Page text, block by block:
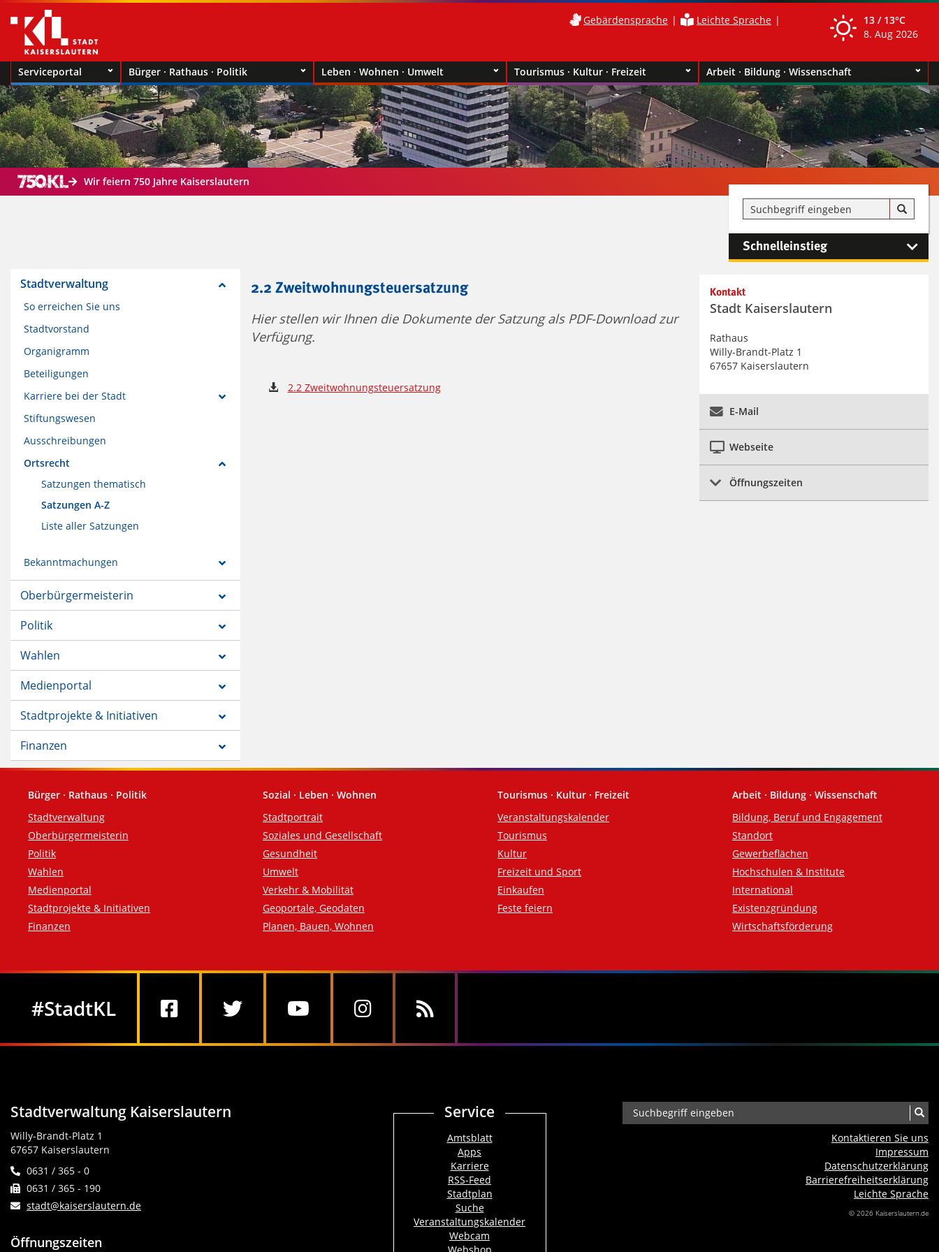
Gebärdensprache Leichte Sprache 13 / 13°C
8. Aug 2026
Serviceportal Bürger · Rathaus · Politik Leben · Wohnen · Umwelt Tourismus · Kultur · Freizeit Arbeit · Bildung · Wissenschaft
Wir feiern 750 Jahre Kaiserslautern
Schnelleinstieg
Stadtverwaltung
So erreichen Sie uns
Stadtvorstand
Organigramm
Beteiligungen
Karriere bei der Stadt
Stiftungswesen
Ausschreibungen
Ortsrecht
Satzungen thematisch
Satzungen A-Z
Liste aller Satzungen
Bekanntmachungen
Oberbürgermeisterin
Politik
Wahlen
Medienportal
Stadtprojekte & Initiativen
Finanzen
2.2 Zweitwohnungsteuersatzung
Hier stellen wir Ihnen die Dokumente der Satzung als PDF-Download zur
Verfügung.
2.2 Zweitwohnungsteuersatzung
Kontaktinformationen und
Weiterführendes
Kontakt
Stadt Kaiserslautern
Rathaus
Willy-Brandt-Platz 1
67657 Kaiserslautern
E-Mail
Webseite
Öffnungszeiten
Fußzeile
Bürger · Rathaus · Politik
Stadtverwaltung
Oberbürgermeisterin
Politik
Wahlen
Medienportal
Stadtprojekte & Initiativen
Finanzen
Sozial · Leben · Wohnen
Stadtportrait
Soziales und Gesellschaft
Gesundheit
Umwelt
Verkehr & Mobilität
Geoportale, Geodaten
Planen, Bauen, Wohnen
Tourismus · Kultur · Freizeit
Veranstaltungskalender
Tourismus
Kultur
Freizeit und Sport
Einkaufen
Feste feiern
Arbeit · Bildung · Wissenschaft
Bildung, Beruf und Engagement
Standort
Gewerbeflächen
Hochschulen & Institute
International
Existenzgründung
Wirtschaftsförderung
#StadtKL
Stadtverwaltung Kaiserslautern
Willy-Brandt-Platz 1
67657 Kaiserslautern
0631 / 365 - 0
0631 / 365 - 190
stadt@kaiserslautern.de
Öffnungszeiten
Service
Amtsblatt
Apps
Karriere
RSS-Feed
Stadtplan
Suche
Veranstaltungskalender
Webcam
Kontaktieren Sie uns
Impressum
Datenschutzerklärung
Barrierefreiheits­erklärung
Leichte Sprache
© 2026 Kaiserslautern.de